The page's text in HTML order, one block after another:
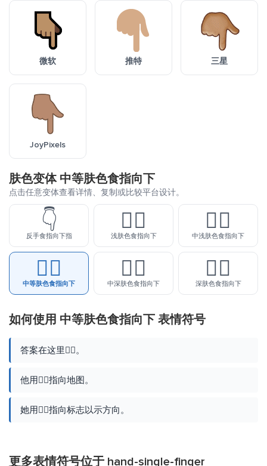
微软 推特 三星
JoyPixels
肤色变体 中等肤色食指向下
点击任意变体查看详情、复制或比较平台设计。
👇
反手食指向下指
👇🏻
浅肤色食指向下
👇🏼
中浅肤色食指向下
👇🏽
中等肤色食指向下
👇🏾
中深肤色食指向下
👇🏿
深肤色食指向下
如何使用 中等肤色食指向下 表情符号
答案在这里👇🏽。
他用👇🏽指向地图。
她用👇🏽指向标志以示方向。
更多表情符号位于 hand-single-finger